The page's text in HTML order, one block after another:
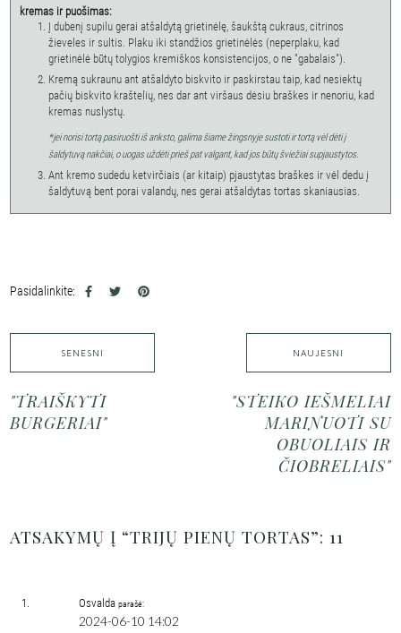
kremas ir puošimas:
Į dubenį supilu gerai atšaldytą grietinėlę, šaukštą cukraus, citrinos
žieveles ir sultis. Plaku iki standžios grietinėlės (neperplaku, kad
grietinėlė būtų tolygios kremiškos konsistencijos, o ne "gabalais").
Kremą sukraunu ant atšaldyto biskvito ir paskirstau taip, kad nesiektų
pačių biskvito kraštelių, nes dar ant viršaus dėsiu braškes ir nenoriu, kad
kremas nuslystų.
*jei norisi tortą pasiruošti iš anksto, galima šiame žingsnyje sustoti ir tortą vėl dėti į
šaldytuvą nakčiai, o uogas uždėti prieš pat valgant, kad jos būtų šviežiai supjaustytos.
Ant kremo sudedu ketvirčiais (ar kitaip) pjaustytas braškes ir vėl dedu į
šaldytuvą bent porai valandų, nes gerai atšaldytas tortas skaniausias.
Pasidalinkite:
SENESNI
"TRAIŠKYTI
BURGERIAI"
NAUJESNI
"STEIKO IEŠMELIAI
MARINUOTI SU
OBUOLIAIS IR
ČIOBRELIAIS"
ATSAKYMŲ Į “TRIJŲ PIENŲ TORTAS”: 11
Osvalda parašė:
2024-06-10 14:02